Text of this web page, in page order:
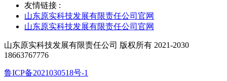
友情链接 :
山东原实科技发展有限责任公司官网
山东原实科技发展有限责任公司官网
山东原实科技发展有限责任公司 版权所有 2021-2030
18663767776
鲁ICP备2021030518号-1